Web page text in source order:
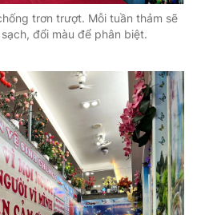
trơn trượt. Mỗi tuần thảm sẽ
đổi màu để phân biệt.